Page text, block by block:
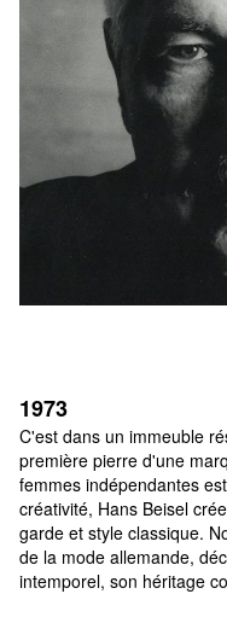
1973
C'est dans un immeuble
première pierre d'une
femmes indépendantes
créativité, Hans Beisel
garde et style classique.
de la mode allemande,
intemporel, son héritage